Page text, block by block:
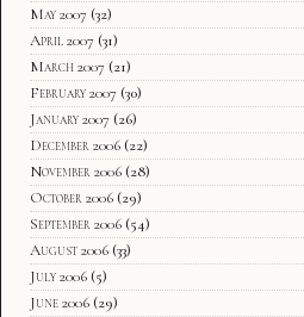
May 2007 (32)
April 2007 (31)
March 2007 (21)
February 2007 (30)
January 2007 (26)
December 2006 (22)
November 2006 (28)
October 2006 (29)
September 2006 (54)
August 2006 (33)
July 2006 (5)
June 2006 (29)